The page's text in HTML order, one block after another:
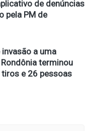
de denúncias
pela PM de
a uma
terminou
e 26 pessoas